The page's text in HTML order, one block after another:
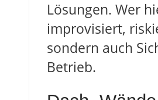
Lösungen. Wer
improvisiert,
sondern auch
Betrieb.